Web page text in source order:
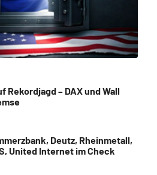
Rekordjagd – DAX und Wall
Deutz, Rheinmetall,
United Internet im Check